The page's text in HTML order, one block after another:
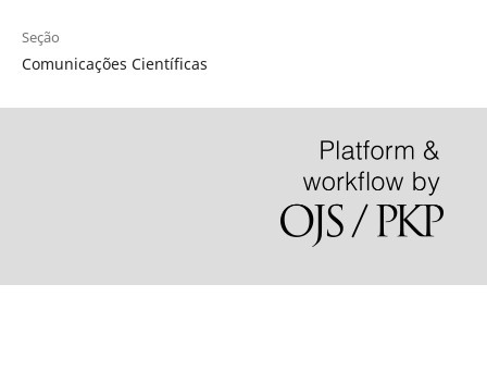
Seção
Comunicações Científicas